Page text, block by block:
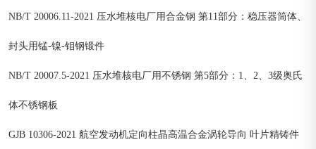
NB/T 20006.11-2021 压水堆核电厂用合金钢 第11部分：稳压器筒体、
封头用锰-镍-钼钢锻件
NB/T 20007.5-2021 压水堆核电厂用不锈钢 第5部分：1、2、3级奥氏
体不锈钢板
GJB 10306-2021 航空发动机定向柱晶高温合金涡轮导向 叶片精铸件